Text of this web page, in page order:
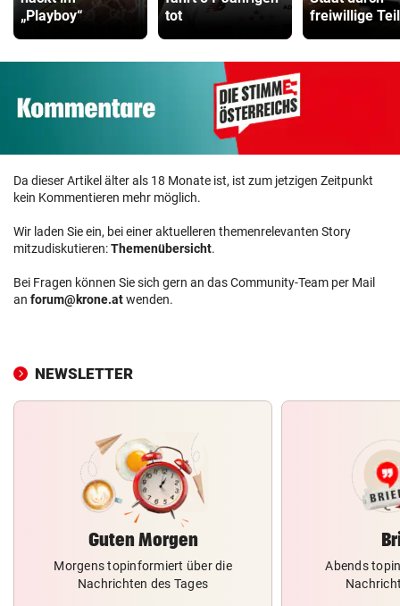
„Playboy“
tot
freiwillige
Da dieser Artikel älter als 18 Monate ist, ist zum jetzigen Zeitpunkt
kein Kommentieren mehr möglich.
Wir laden Sie ein, bei einer aktuelleren themenrelevanten Story
mitzudiskutieren:Themenübersicht.
Bei Fragen können Sie sich gern an das Community-Team per Mail
an forum@krone.atwenden.
NEWSLETTER
Guten Morgen
Morgens topinformiert über die
Nachrichten des Tages
Abends